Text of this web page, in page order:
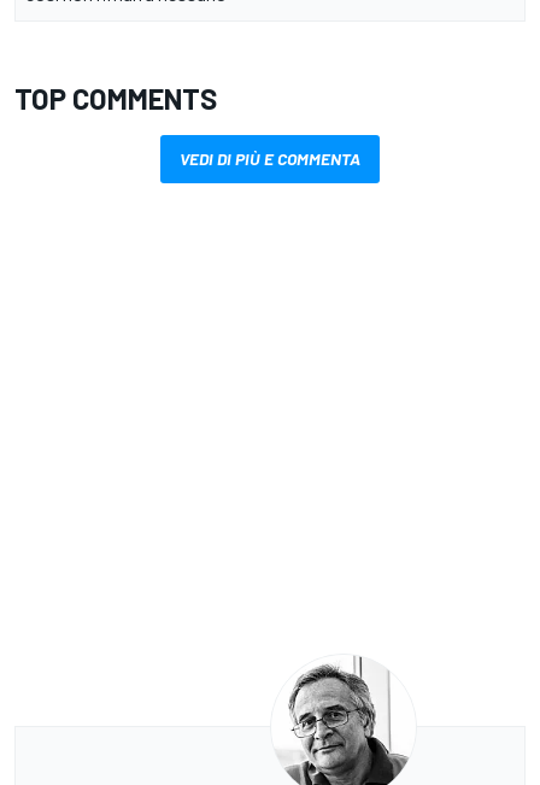
TOP COMMENTS
VEDI DI PIÙ E COMMENTA